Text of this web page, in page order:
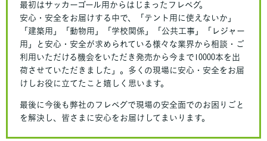
最初はサッカーゴール用からはじまったフレペグ。
安心・安全をお届けする中で、「テント用に使えないか」
「建築用」「動物用」「学校関係」「公共工事」「レジャー
用」と安心・安全が求められている様々な業界から相談・ご
利用いただける機会をいただき発売から今まで10000本を出
荷させていただきました」。多くの現場に安心・安全をお届
けしお役に立てたこと嬉しく思います。
最後に今後も弊社のフレペグで現場の安全面でのお困りごと
を解決し、皆さまに安心をお届けしてまいります。